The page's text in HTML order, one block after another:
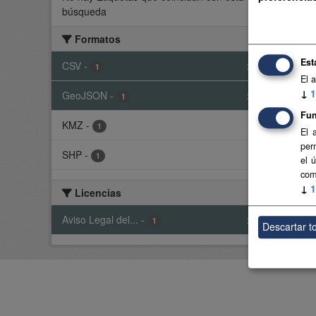
búsqueda
Formatos
CSV - 1 x
GeoJSON - 1 x
KMZ - 1
SHP - 1
Licencias
Aviso Legal del... - 1 x
El
↓ 1
El
el
↓ 1
Descartar